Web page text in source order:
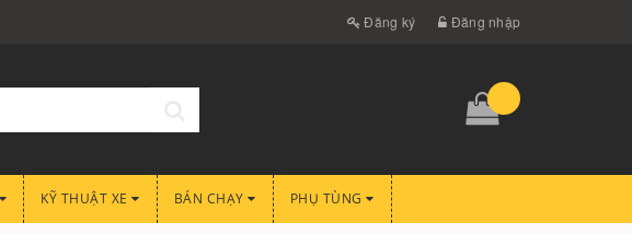
Đăng ký Đăng nhập
KỸ THUẬT XE BÁN CHẠY PHỤ TÙNG